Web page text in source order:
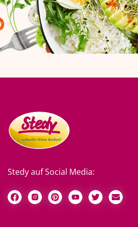
Stedy auf Social Media: